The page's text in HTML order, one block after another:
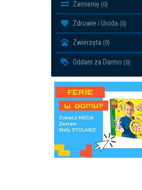
Zamienię (0)
Zdrowie i Uroda (0)
Zwierzęta (0)
Oddam za Darmo (0)